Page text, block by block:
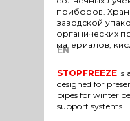
приборов.
заводской
органических
материалов,
STOPFREEZE is
designed for
pipes for winter
support systems.
EN